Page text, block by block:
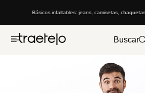
Básicos infaltables: jeans, camisetas,
Buscar